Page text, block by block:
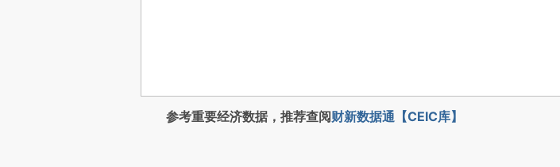
参考重要经济数据，推荐查阅财新数据通【CEIC库】